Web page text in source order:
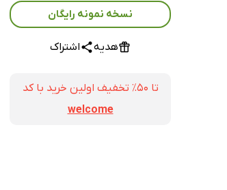
نسخه نمونه رایگان
هدیه اشتراک
تا ۵۰٪ تخفیف اولین خرید با کد
welcome